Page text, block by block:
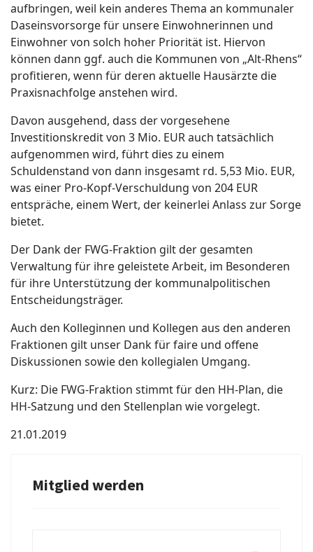
aufbringen, weil kein anderes Thema an kommunaler
Daseinsvorsorge für unsere Einwohnerinnen und
Einwohner von solch hoher Priorität ist. Hiervon
können dann ggf. auch die Kommunen von „Alt-Rhens“
profitieren, wenn für deren aktuelle Hausärzte die
Praxisnachfolge anstehen wird.
Davon ausgehend, dass der vorgesehene
Investitionskredit von 3 Mio. EUR auch tatsächlich
aufgenommen wird, führt dies zu einem
Schuldenstand von dann insgesamt rd. 5,53 Mio. EUR,
was einer Pro-Kopf-Verschuldung von 204 EUR
entspräche, einem Wert, der keinerlei Anlass zur Sorge
bietet.
Der Dank der FWG-Fraktion gilt der gesamten
Verwaltung für ihre geleistete Arbeit, im Besonderen
für ihre Unterstützung der kommunalpolitischen
Entscheidungsträger.
Auch den Kolleginnen und Kollegen aus den anderen
Fraktionen gilt unser Dank für faire und offene
Diskussionen sowie den kollegialen Umgang.
Kurz: Die FWG-Fraktion stimmt für den HH-Plan, die
HH-Satzung und den Stellenplan wie vorgelegt.
21.01.2019
Mitglied werden